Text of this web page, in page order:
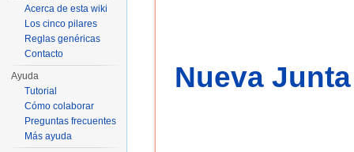
Nueva
Acerca de esta wiki
Los cinco pilares
Reglas genéricas
Contacto
Ayuda
Tutorial
Cómo colaborar
Preguntas frecuentes
Más ayuda